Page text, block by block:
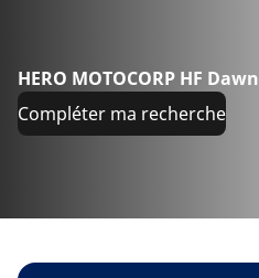
HERO MOTOCORP HF Dawn
Compléter ma recherche